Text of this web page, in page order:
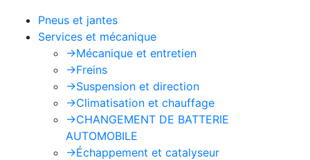
Pneus et jantes
Services et mécanique
->Mécanique et entretien
->Freins
->Suspension et direction
->Climatisation et chauffage
->CHANGEMENT DE BATTERIE
AUTOMOBILE
->Échappement et catalyseur